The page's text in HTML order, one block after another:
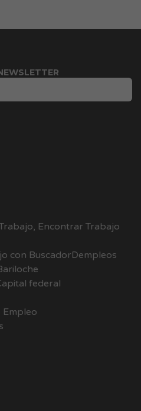
Encontrar Trabajo
con BuscadorDempleos
federal
Empleo